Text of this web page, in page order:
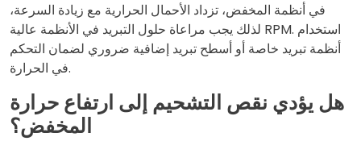
في أنظمة المخفض، تزداد الأحمال الحرارية مع زيادة السرعة،
لذلك يجب مراعاة حلول التبريد في الأنظمة عالية RPM. استخدام
أنظمة تبريد خاصة أو أسطح تبريد إضافية ضروري لضمان التحكم
في الحرارة.
هل يؤدي نقص التشحيم إلى ارتفاع حرارة
المخفض؟